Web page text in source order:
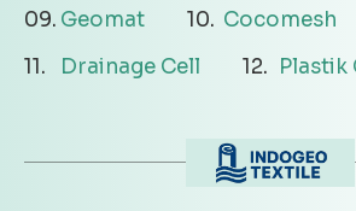
Geomat
Cocomesh
Drainage Cell
Plastik